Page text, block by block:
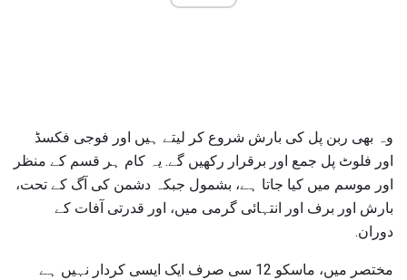
وہ بھی ربن پل کی بارش شروع کر لیتے ہیں اور فوجی فکسڈ
اور فلوٹ پل جمع اور برقرار رکھیں گے. یہ کام ہر قسم کے منظر
اور موسم میں کیا جاتا ہے، بشمول جبکہ دشمن کی آگ کے تحت،
بارش اور برف اور انتہائی گرمی میں، اور قدرتی آفات کے
دوران.
مختصر میں، ماسکو 12 سی صرف ایک ایسی کردار نہیں ہے